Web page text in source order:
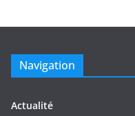
s
e
e
Navigation
Actualité